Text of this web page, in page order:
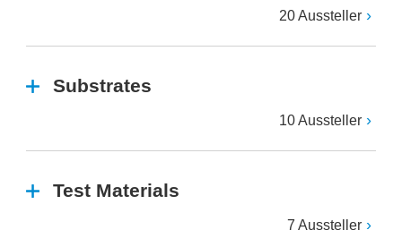
20 Aussteller
Substrates
10 Aussteller
Test Materials
7 Aussteller